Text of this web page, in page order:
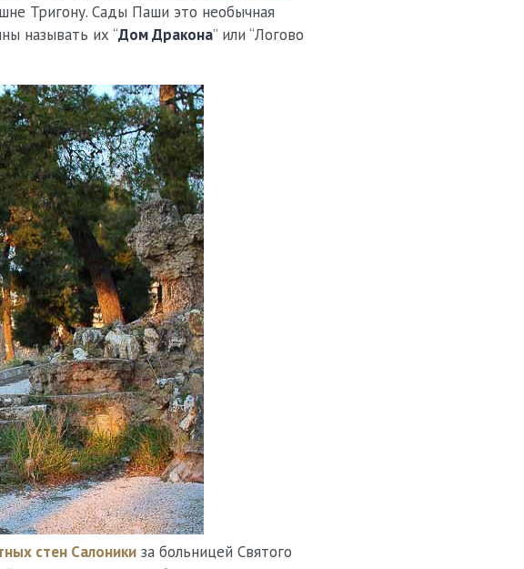
Тригону. Сады Паши это необычная
называть их “Дом Дракона” или “Логово
стен Салоники за больницей Святого